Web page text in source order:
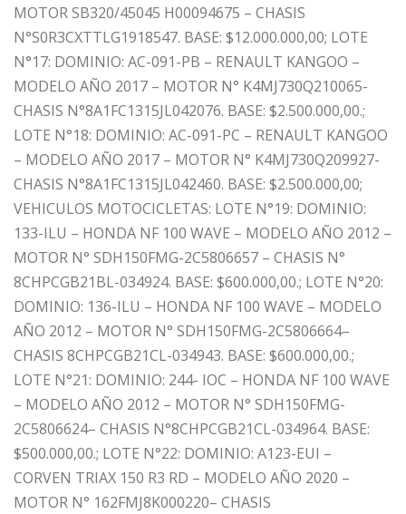
MOTOR SB320/45045 H00094675 – CHASIS
N°S0R3CXTTLG1918547. BASE: $12.000.000,00; LOTE
N°17: DOMINIO: AC-091-PB – RENAULT KANGOO –
MODELO AÑO 2017 – MOTOR N° K4MJ730Q210065-
CHASIS N°8A1FC1315JL042076. BASE: $2.500.000,00.;
LOTE N°18: DOMINIO: AC-091-PC – RENAULT KANGOO
– MODELO AÑO 2017 – MOTOR N° K4MJ730Q209927-
CHASIS N°8A1FC1315JL042460. BASE: $2.500.000,00;
VEHICULOS MOTOCICLETAS: LOTE N°19: DOMINIO:
133-ILU – HONDA NF 100 WAVE – MODELO AÑO 2012 –
MOTOR N° SDH150FMG-2C5806657 – CHASIS N°
8CHPCGB21BL-034924. BASE: $600.000,00.; LOTE N°20:
DOMINIO: 136-ILU – HONDA NF 100 WAVE – MODELO
AÑO 2012 – MOTOR N° SDH150FMG-2C5806664–
CHASIS 8CHPCGB21CL-034943. BASE: $600.000,00.;
LOTE N°21: DOMINIO: 244- IOC – HONDA NF 100 WAVE
– MODELO AÑO 2012 – MOTOR N° SDH150FMG-
2C5806624– CHASIS N°8CHPCGB21CL-034964. BASE:
$500.000,00.; LOTE N°22: DOMINIO: A123-EUI –
CORVEN TRIAX 150 R3 RD – MODELO AÑO 2020 –
MOTOR N° 162FMJ8K000220– CHASIS